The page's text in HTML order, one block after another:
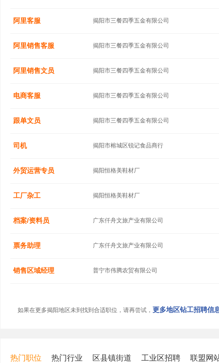
阿里客服 揭阳市三餐四季五金有限公司
阿里销售客服 揭阳市三餐四季五金有限公司
阿里销售文员 揭阳市三餐四季五金有限公司
电商客服 揭阳市三餐四季五金有限公司
跟单文员 揭阳市三餐四季五金有限公司
司机 揭阳市榕城区锐记食品商行
外贸运营专员 揭阳恒格美鞋材厂
工厂杂工 揭阳恒格美鞋材厂
档案/资料员 广东仟舟文旅产业有限公司
票务助理 广东仟舟文旅产业有限公司
销售区域经理 普宁市伟腾农贸有限公司
如果在更多揭阳地区未到找到合适职位，请再尝试， 更多地区钻工招聘信
热门职位 热门行业 区县镇街道 工业区招聘 联盟网